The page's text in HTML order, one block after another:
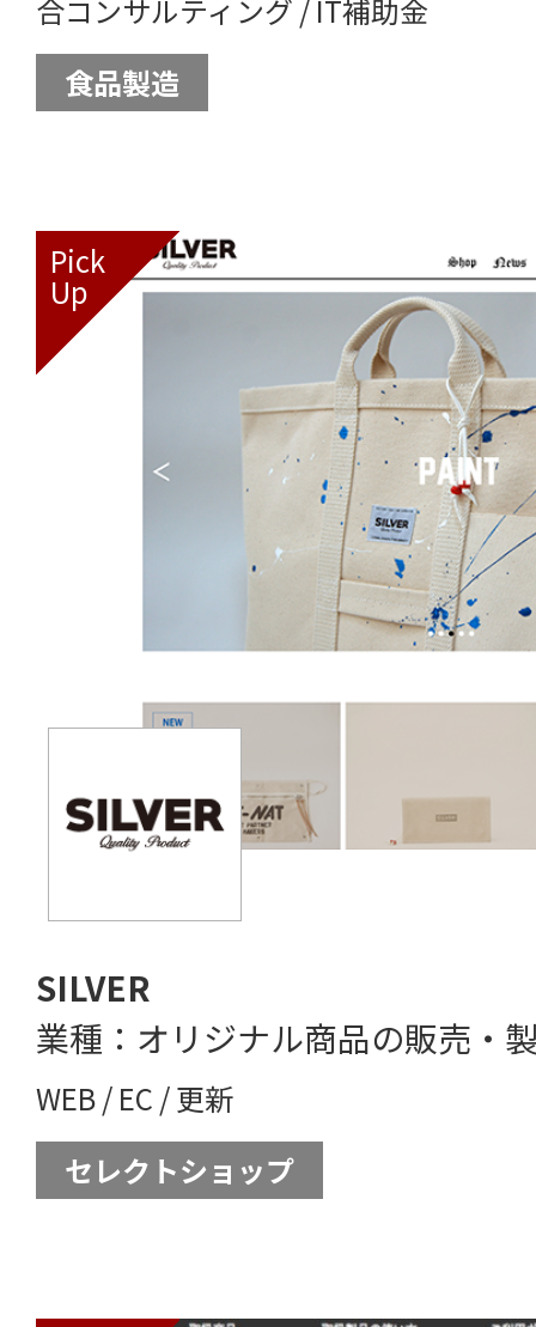
合コンサルティング / IT補助金
食品製造
Pick
Up
SILVER
業種：オリジナル商品の販売・
WEB/ EC /更新
セレクトショップ